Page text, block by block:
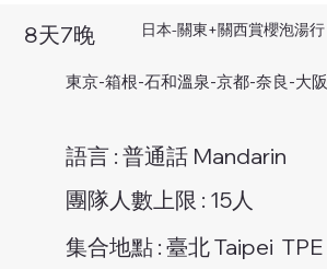
東京-箱根-石和溫泉-京都-奈良-大阪
集合地點 : 臺北 Taipei TPE
團隊人數上限 : 15人
語言 : 普通話 Mandarin
日本-關東+關西賞櫻泡湯行
8天7晚